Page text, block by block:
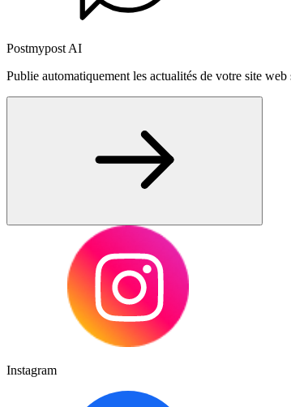
Postmypost AI
Publie automatiquement les actualités de votre site
Instagram